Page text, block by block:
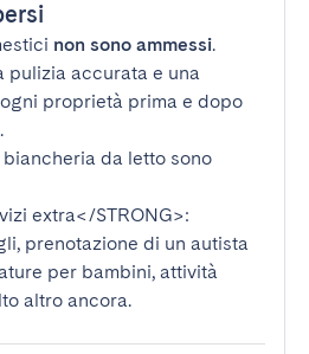
non sono ammessi.
pulizia accurata e una
proprietà prima e dopo
biancheria da letto sono
extra</STRONG>:
prenotazione di un autista
per bambini, attività
altro ancora.